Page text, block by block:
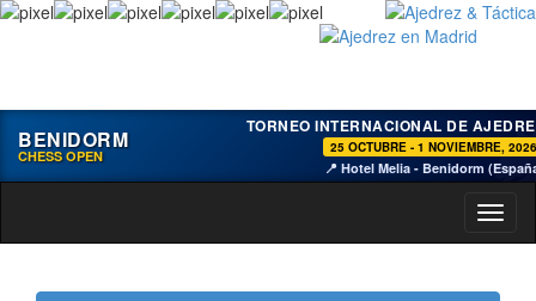
BENIDORM
CHESS OPEN
TORNEO INTERNACIONAL DE
25 OCTUBRE - 1 NOVIEMBRE, 2026
📍 Hotel Melia - Benidorm